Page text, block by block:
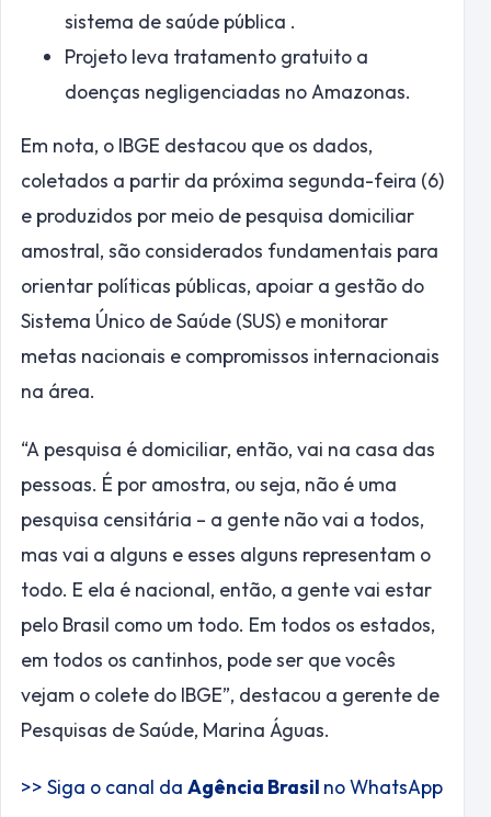
sistema de saúde pública .
Projeto leva tratamento gratuito a
doenças negligenciadas no Amazonas.
Em nota, o IBGE destacou que os dados,
coletados a partir da próxima segunda-feira (6)
e produzidos por meio de pesquisa domiciliar
amostral, são considerados fundamentais para
orientar políticas públicas, apoiar a gestão do
Sistema Único de Saúde (SUS) e monitorar
metas nacionais e compromissos internacionais
na área.
“A pesquisa é domiciliar, então, vai na casa das
pessoas. É por amostra, ou seja, não é uma
pesquisa censitária – a gente não vai a todos,
mas vai a alguns e esses alguns representam o
todo. E ela é nacional, então, a gente vai estar
pelo Brasil como um todo. Em todos os estados,
em todos os cantinhos, pode ser que vocês
vejam o colete do IBGE”, destacou a gerente de
Pesquisas de Saúde, Marina Águas.
>> Siga o canal da Agência Brasil no WhatsApp